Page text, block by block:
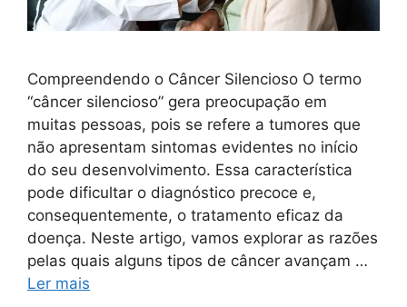
Compreendendo o Câncer Silencioso O termo
“câncer silencioso” gera preocupação em
muitas pessoas, pois se refere a tumores que
não apresentam sintomas evidentes no início
do seu desenvolvimento. Essa característica
pode dificultar o diagnóstico precoce e,
consequentemente, o tratamento eficaz da
doença. Neste artigo, vamos explorar as razões
pelas quais alguns tipos de câncer avançam …
Ler mais